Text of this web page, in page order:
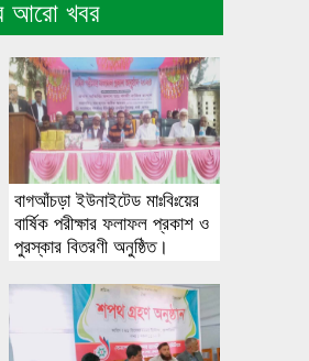
আরো খবর
বাগআঁচড়া ইউনাইটেড মাঃবিঃয়ের
বার্ষিক পরীক্ষার ফলাফল প্রকাশ ও
পুরস্কার বিতরণী অনুষ্ঠিত।